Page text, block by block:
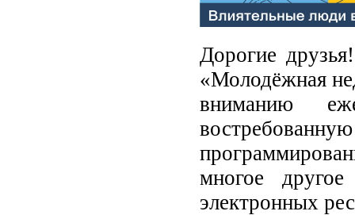
Дорогие
«Молодёжная
вниманию
многое
электронных